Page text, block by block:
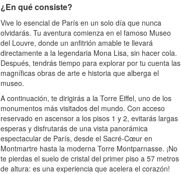
¿En qué consiste?
Vive lo esencial de París en un solo día que nunca
olvidarás. Tu aventura comienza en el famoso Museo
del Louvre, donde un anfitrión amable te llevará
directamente a la legendaria Mona Lisa, sin hacer cola.
Después, tendrás tiempo para explorar por tu cuenta las
magníficas obras de arte e historia que alberga el
museo.
A continuación, te dirigirás a la Torre Eiffel, uno de los
monumentos más visitados del mundo. Con acceso
reservado en ascensor a los pisos 1 y 2, evitarás largas
esperas y disfrutarás de una vista panorámica
espectacular de París, desde el Sacré-Cœur en
Montmartre hasta la moderna Torre Montparnasse. ¡No
te pierdas el suelo de cristal del primer piso a 57 metros
de altura: es una experiencia que acelera el corazón!